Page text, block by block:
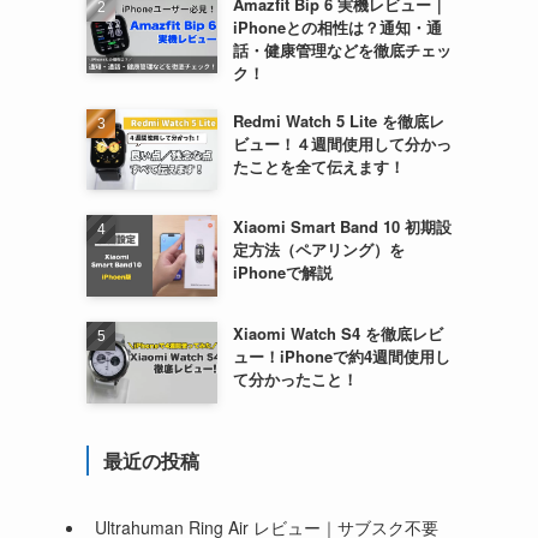
iPhoneとの相性は？通知・通
話・健康管理などを徹底チェッ
ク！
Redmi Watch 5 Lite を徹底レ
ビュー！４週間使用して分かっ
たことを全て伝えます！
Xiaomi Smart Band 10 初期設
定方法（ペアリング）を
iPhoneで解説
Xiaomi Watch S4 を徹底レビ
ュー！iPhoneで約4週間使用し
て分かったこと！
最近の投稿
Ultrahuman Ring Air レビュー｜サブスク不要